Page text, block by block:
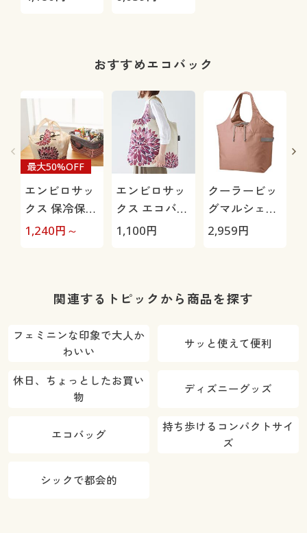
おすすめエコバック
エンビロサッ
クス 保冷保温
レジカゴ用エ
最大50%OFF
1,240円～
エンビロサッ
クス エコバッ
グ
1,100円
クーラービッ
グマルシェバ
ッグ クルリト
2,959円
関連するトピックから商品を探す
フェミニンな印象で大人か
わいい
サッと使えて便利
休日、ちょっとしたお買い
物
ディズニーグッズ
エコバッグ
持ち歩けるコンパクトサイ
ズ
シックで都会的